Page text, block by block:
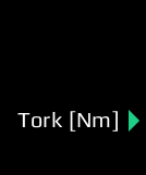
Tork [Nm]